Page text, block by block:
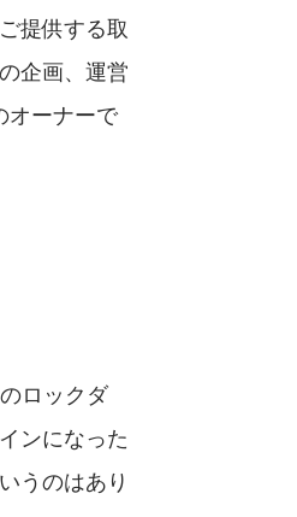
提供する取
企画、運営
オーナーで
ロックダ
ンになった
うのはあり